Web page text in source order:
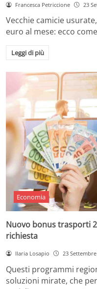
Francesca Petriccione 23
Vecchie camicie
euro al mese: ecco
Leggi di più
Economia
Nuovo bonus trasporti
richiesta
Ilaria Losapio 23
Questi programmi
soluzioni mirate, che